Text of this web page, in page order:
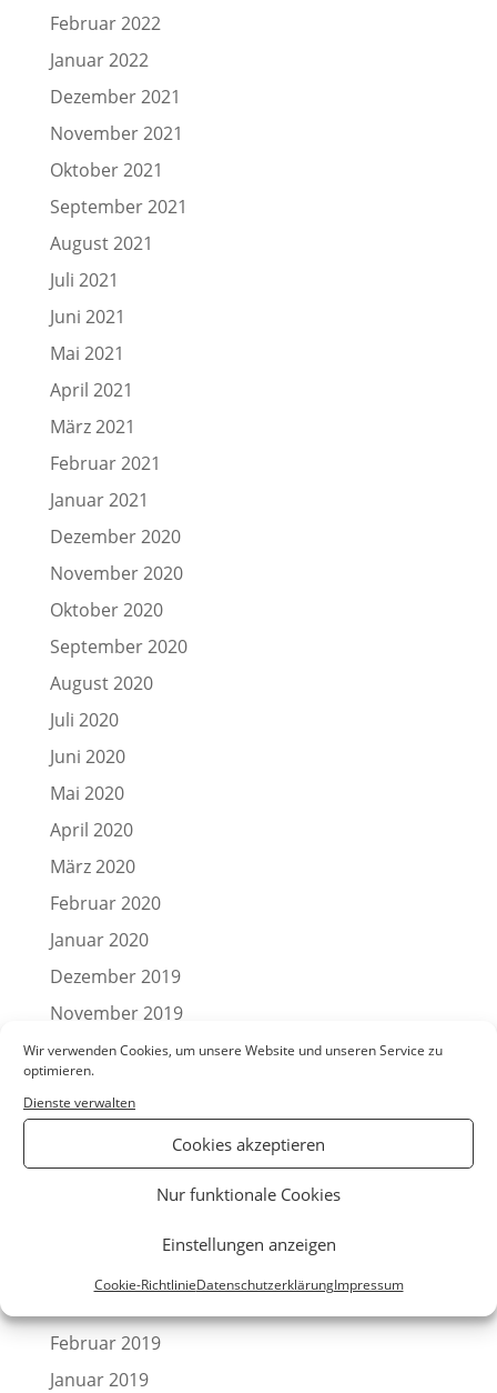
Wir verwenden Cookies, um unsere Website und unseren Service zu
optimieren.
Dienste verwalten
Cookies akzeptieren
Nur funktionale Cookies
Einstellungen anzeigen
Cookie-RichtlinieDatenschutzerklärungImpressum
Februar 2022
Januar 2022
Dezember 2021
November 2021
Oktober 2021
September 2021
August 2021
Juli 2021
Juni 2021
Mai 2021
April 2021
März 2021
Februar 2021
Januar 2021
Dezember 2020
November 2020
Oktober 2020
September 2020
August 2020
Juli 2020
Juni 2020
Mai 2020
April 2020
März 2020
Februar 2020
Januar 2020
Dezember 2019
November 2019
Oktober 2019
August 2019
Februar 2019
Januar 2019